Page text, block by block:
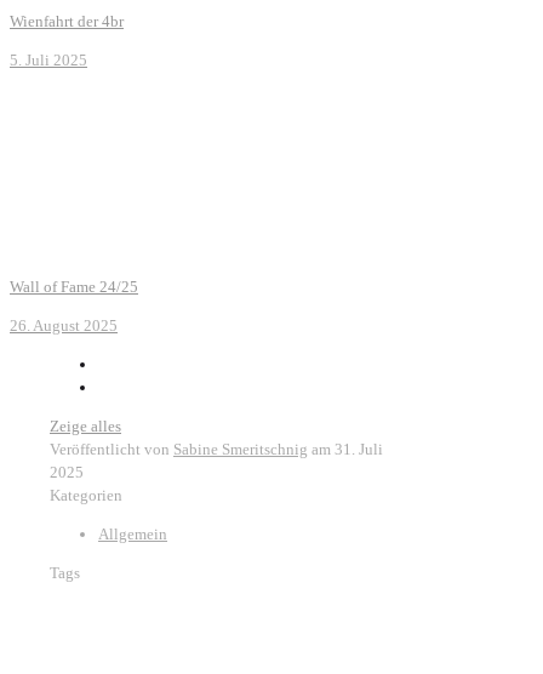
Wienfahrt der 4br
5. Juli 2025
Wall of Fame 24/25
26. August 2025
Zeige alles
Veröffentlicht von Sabine Smeritschnig am 31. Juli
2025
Kategorien
Allgemein
Tags